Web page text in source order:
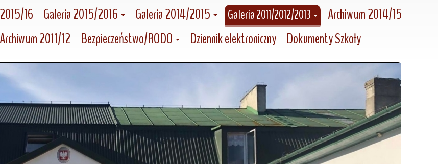
16 Galeria 2015/2016 Galeria 2014/2015 Galeria 2011/2012/2013
Archiwum 2014/15
Archiwum 2011/12 Bezpieczeństwo/RODO Dziennik elektroniczny Dokumenty Szkoły